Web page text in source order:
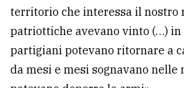
territorio che interessa il nostro
patriottiche avevano vinto (…) in
partigiani potevano ritornare a
da mesi e mesi sognavano nelle